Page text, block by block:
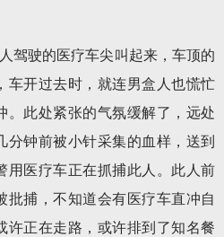
驾驶的医疗车尖叫起来，车顶的
车开过去时，就连男盒人也慌忙
。此处紧张的气氛缓解了，远处
分钟前被小针采集的血样，送到
用医疗车正在抓捕此人。此人前
批捕，不知道会有医疗车直冲自
许正在走路，或许排到了知名餐